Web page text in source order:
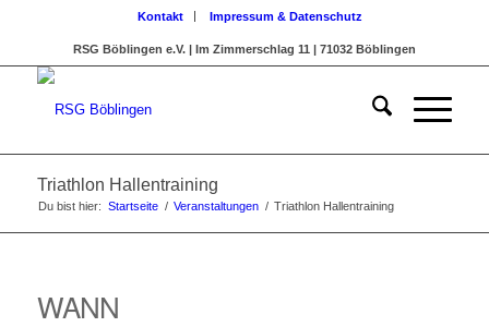
Kontakt Impressum & Datenschutz
RSG Böblingen e.V. | Im Zimmerschlag 11 | 71032 Böblingen
Triathlon Hallentraining
Du bist hier: Startseite / Veranstaltungen / Triathlon Hallentraining
WANN